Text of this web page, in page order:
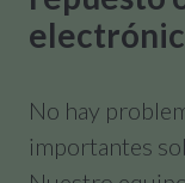
No hay
importantes